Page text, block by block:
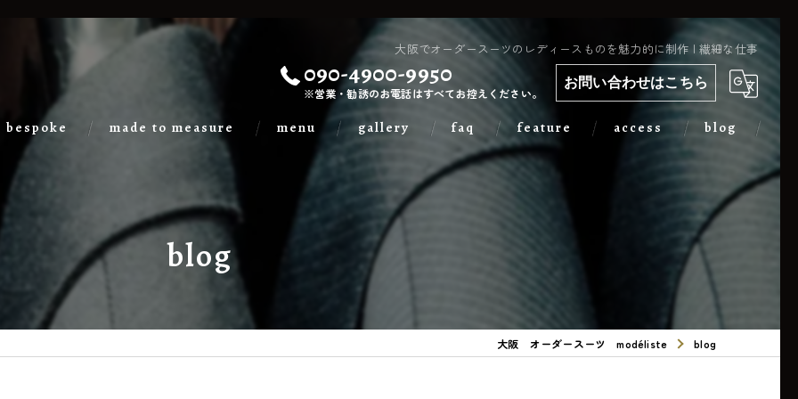
大阪でオーダースーツのレディースものを魅力的に制作 | 繊細な仕事
090-4900-9950
※営業・勧誘のお電話はすべてお控えください。
お問い合わせはこちら
bespoke made to measure menu gallery faq feature
レディース
access blog
blog
大阪 オーダースーツ modéliste blog